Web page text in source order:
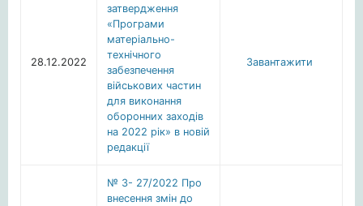
28.12.2022
затвердження
«Програми
матеріально-
технічного
забезпечення
військових частин
для виконання
оборонних заходів
на 2022 рік» в новій
редакції
Завантажити
№ 3- 27/2022 Про
внесення змін до